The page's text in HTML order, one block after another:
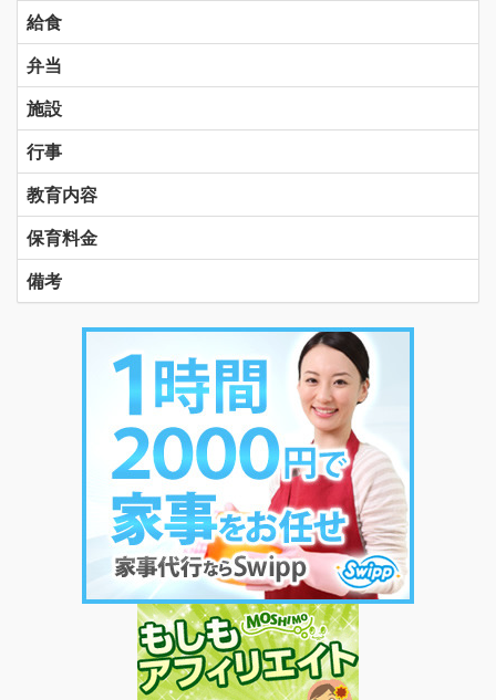
給食
弁当
施設
行事
教育内容
保育料金
備考